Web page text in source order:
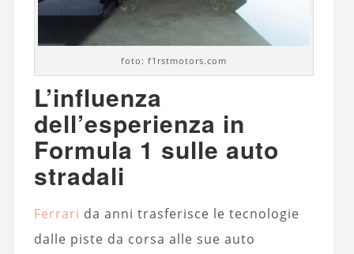
foto: f1rstmotors.com
L’influenza
dell’esperienza in
Formula 1 sulle auto
stradali
Ferrari da anni trasferisce le tecnologie
dalle piste da corsa alle sue auto